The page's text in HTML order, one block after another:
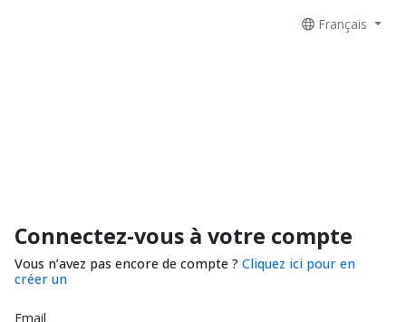
Français
Connectez-vous à votre compte
Vous n’avez pas encore de compte ? Cliquez ici pour en
créer un
Email